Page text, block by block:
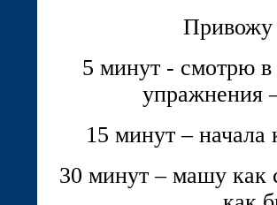
Привожу
5 минут - смотрю в
упражнения
15 минут – начала
30 минут – машу как